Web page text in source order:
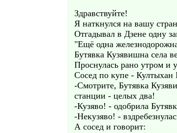
Здравствуйте!
Я наткнулся на вашу
Отгадывал в Дзене одну
"Ещё одна
Бутявка Кузявишна села
Проснулась рано утром и
Сосед по купе - Култыхан
-Смотрите, Бутявка
станции - целых два!
-Кузяво! - одобрила
-Некузяво! -
А сосед и говорит: